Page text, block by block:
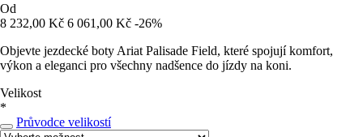
Od
8 232,00 Kč 6 061,00 Kč -26%
Objevte jezdecké boty Ariat Palisade Field, které spojují komfort,
výkon a eleganci pro všechny nadšence do jízdy na koni.
Velikost
*
Průvodce velikostí